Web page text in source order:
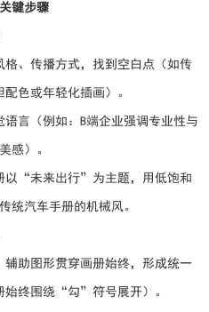
键步骤
、传播方式，找到空白点（如传
色或年轻化插画）。
言（例如：B端企业强调专业性与
感）。
以“未来出行”为主题，用低饱和
统汽车手册的机械风。
辅助图形贯穿画册始终，形成统一
始终围绕“勾”符号展开）。